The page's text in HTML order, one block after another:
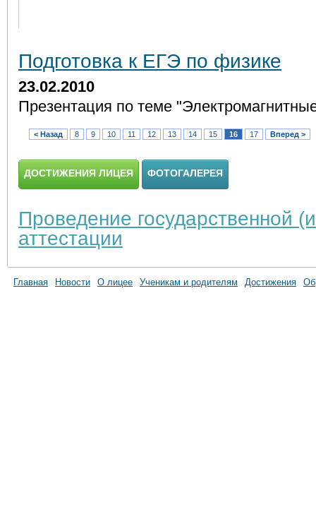
Подготовка к ЕГЭ по физике
23.02.2010
Презентация по теме
< Назад 8 9 10 11 12 13 14 15 16 17 Вперед >
ДОСТИЖЕНИЯ ЛИЦЕЯ ФОТОГАЛЕРЕЯ
Проведение государственной
аттестации
Главная Новости О лицее Ученикам и родителям Достижения